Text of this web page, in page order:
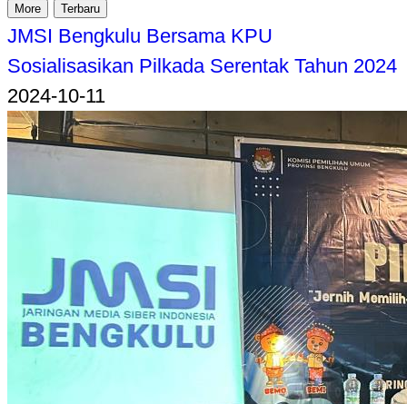
More Terbaru
JMSI Bengkulu Bersama KPU
Sosialisasikan Pilkada Serentak Tahun 2024
2024-10-11